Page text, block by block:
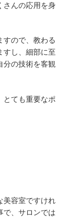
さんの応用を身
すので、教わる
すし、細部に至
分の技術を客観
とても重要なポ
美容室ですけれ
で、サロンでは